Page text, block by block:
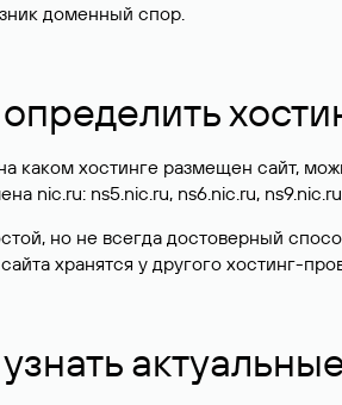
доменный спор.
каком хостинге размещен сайт,
nic.ru: ns5.nic.ru, ns6.nic.ru,
но не всегда достоверный
хранятся у другого хостинг-